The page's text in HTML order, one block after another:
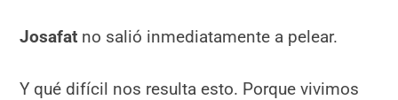
Josafat no salió inmediatamente a pelear.
Y qué difícil nos resulta esto. Porque vivimos